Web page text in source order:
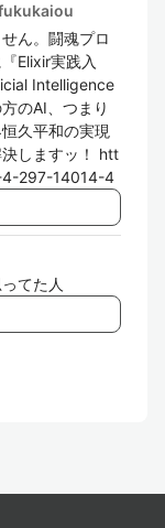
ん。闘魂プロ
Elixir実践入
Intelligence
のAI、つまり
久平和の実現
しますッ！ htt
297-14014-4
てた人